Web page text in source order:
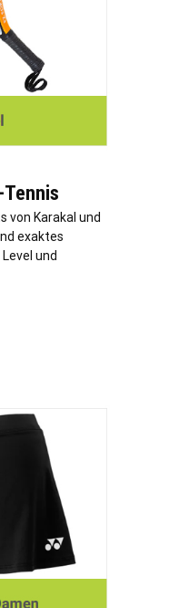
von Karakal und
exaktes
und